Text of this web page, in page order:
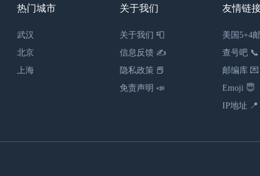
热门城市
武汉
北京
上海
关于我们
关于我们 📮
信息反馈 ✍
隐私政策 📕
免责声明 📣
友情链
美国5+4
查号吧 📞
邮编库 💌
Emoji 😇
IP地址 📍